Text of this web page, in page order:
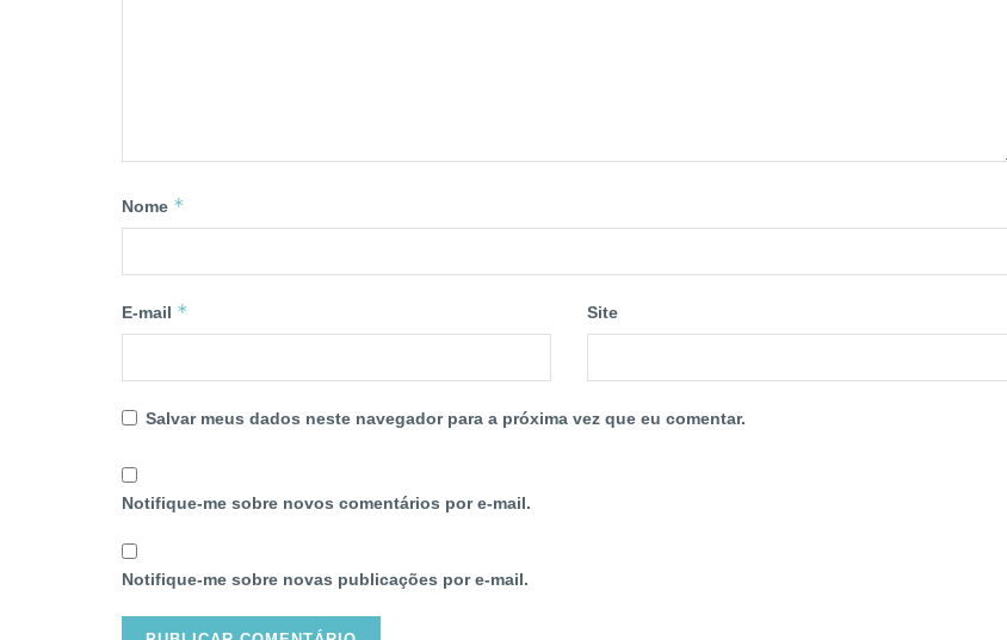
Nome *
E-mail * Site
Salvar meus dados neste navegador para a próxima vez que eu comentar.
Notifique-me sobre novos comentários por e-mail.
Notifique-me sobre novas publicações por e-mail.